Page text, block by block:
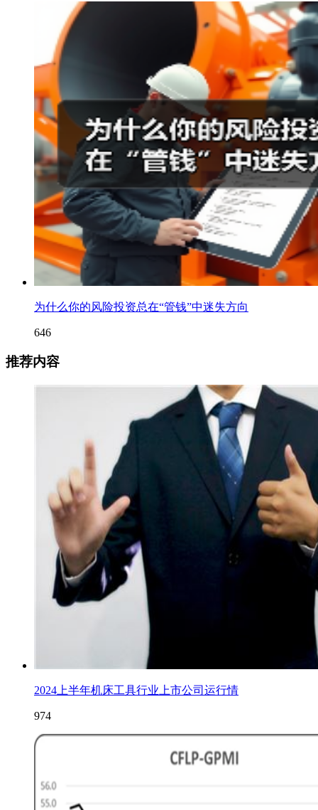
为什么你的风险投资总在“管钱”中迷失方向
646
推荐内容
2024上半年机床工具行业上市公司运行情
974